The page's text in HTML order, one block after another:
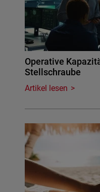
Operative
Stellschraube
Artikel lesen